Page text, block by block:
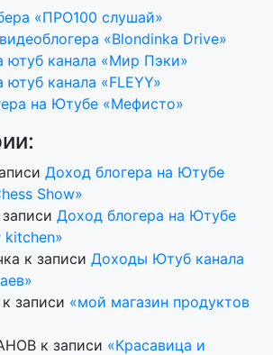
«ПРО100 слушай»
«Blondinka Drive»
ютуб канала «Мир Пэки»
ютуб канала «FLEYY»
на Ютубе «Мефисто»
Доход блогера на Ютубе
Show»
записи Доход блогера на Ютубе
kitchen»
к записи Доходы Ютуб канала
к записи «мой магазин продуктов
к записи «Красавица и